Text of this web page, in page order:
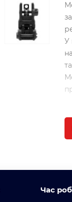
У
Час